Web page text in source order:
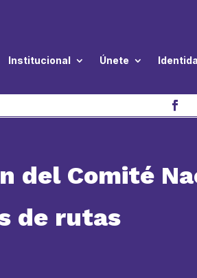
Institucional Únete
del Comité
de rutas